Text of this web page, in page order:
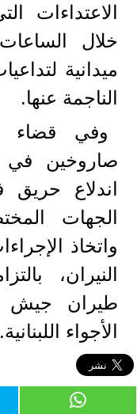
الاعتداءات
خلال
ميدانية
الناجمة عنها.
وفي قضاء
صاروخين في
اندلاع
الجهات
واتخاذ
النيران،
طيران جيش
الأجواء اللبنانية.